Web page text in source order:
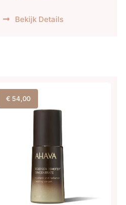
Bekijk Details
€ 54,00